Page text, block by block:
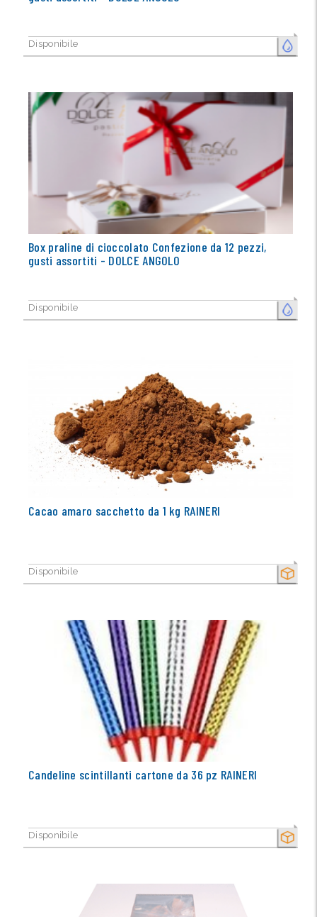
FRESCO
Disponibile
FRESCO
Box praline di cioccolato Confezione da 12 pezzi,
gusti assortiti - DOLCE ANGOLO
Disponibile
SECCO
Cacao amaro sacchetto da 1 kg RAINERI
Disponibile
SECCO
Candeline scintillanti cartone da 36 pz RAINERI
Disponibile